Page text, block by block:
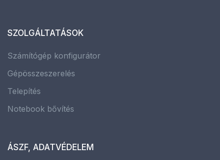
SZOLGÁLTATÁSOK
Számítógép konfigurátor
Gépösszeszerelés
Telepítés
Notebook bővítés
ÁSZF, ADATVÉDELEM